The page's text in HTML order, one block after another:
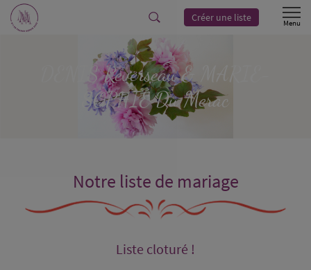
Créer une liste
DENISReverseau& MARIE-
SOPHIEDu Merac
Notre liste de mariage
Liste cloturé !